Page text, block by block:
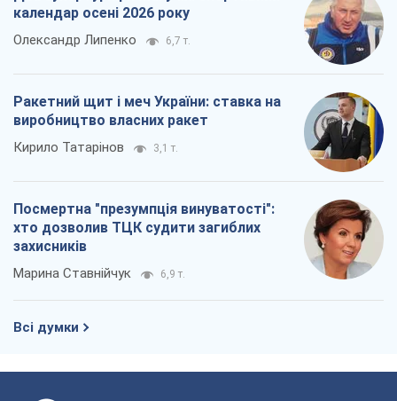
календар осені 2026 року
Олександр Липенко 6,7 т.
Ракетний щит і меч України: ставка на
виробництво власних ракет
Кирило Татарінов 3,1 т.
Посмертна "презумпція винуватості":
хто дозволив ТЦК судити загиблих
захисників
Марина Ставнійчук 6,9 т.
Всі думки